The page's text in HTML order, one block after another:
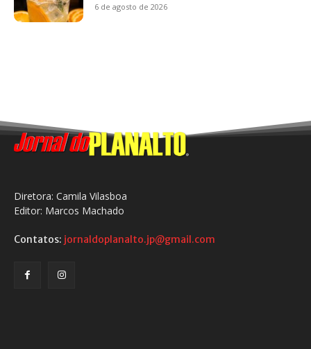
6 de agosto de 2026
Diretora: Camila Vilasboa
Editor: Marcos Machado
Contatos: jornaldoplanalto.jp@gmail.com